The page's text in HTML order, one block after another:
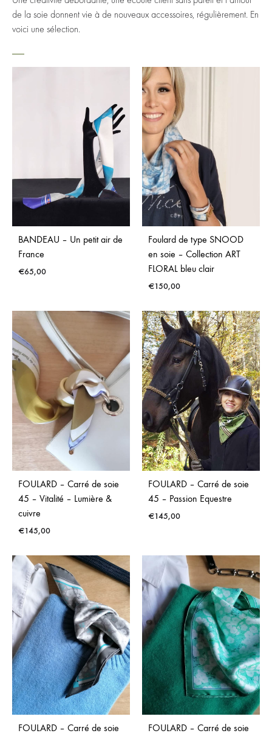
de la soie donnent vie à de nouveaux accessoires, régulièrement. En
voici une sélection.
BANDEAU – Un petit air de
France
€65,00
Foulard de type SNOOD
en soie – Collection ART
FLORAL bleu clair
€150,00
FOULARD – Carré de soie
45 – Vitalité – Lumière &
cuivre
€145,00
FOULARD – Carré de soie
45 – Passion Equestre
€145,00
FOULARD – Carré de soie
FOULARD – Carré de soie